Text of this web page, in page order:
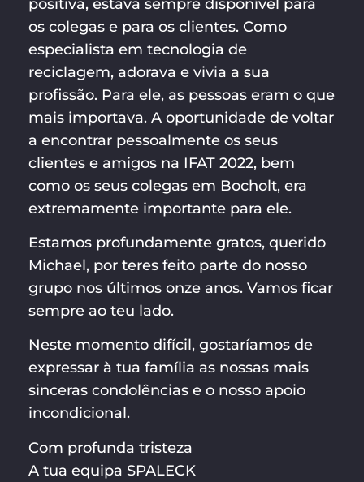
positiva, estava sempre disponível para
os colegas e para os clientes. Como
especialista em tecnologia de
reciclagem, adorava e vivia a sua
profissão. Para ele, as pessoas eram o que
mais importava. A oportunidade de voltar
a encontrar pessoalmente os seus
clientes e amigos na IFAT 2022, bem
como os seus colegas em Bocholt, era
extremamente importante para ele.
Estamos profundamente gratos, querido
Michael, por teres feito parte do nosso
grupo nos últimos onze anos. Vamos ficar
sempre ao teu lado.
Neste momento difícil, gostaríamos de
expressar à tua família as nossas mais
sinceras condolências e o nosso apoio
incondicional.
Com profunda tristeza
A tua equipa SPALECK